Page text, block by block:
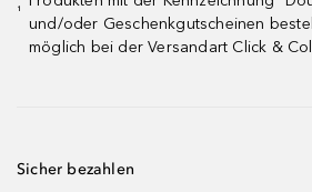
¹
und/oder Geschenkgutscheinen
möglich bei der Versandart Click &
Sicher bezahlen